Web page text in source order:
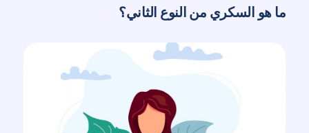
ما هو السكري من النوع الثاني؟